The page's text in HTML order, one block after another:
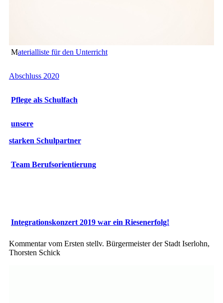
Materialliste für den Unterricht
Abschluss 2020
Pflege als Schulfach
unsere
starken Schulpartner
Team Berufsorientierung
Integrationskonzert 2019 war ein Riesenerfolg!
Kommentar vom Ersten stellv. Bürgermeister der Stadt Iserlohn,
Thorsten Schick